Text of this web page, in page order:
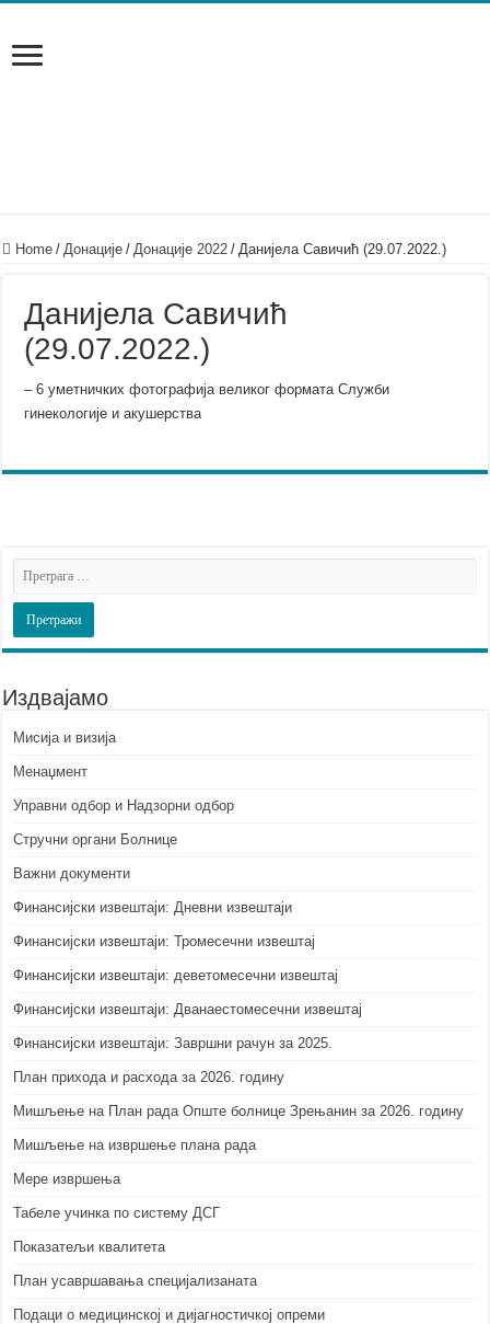
Home / Донације / Донације 2022 / Данијела Савичић (29.07.2022.)
Данијела Савичић
(29.07.2022.)
– 6 уметничких фотографија великог формата Служби
гинекологије и акушерства
Издвајамо
Мисија и визија
Менаџмент
Управни одбор и Надзорни одбор
Стручни органи Болнице
Важни документи
Финансијски извештаји: Дневни извештаји
Финансијски извештаји: Тромесечни извештај
Финансијски извештаји: деветомесечни извештај
Финансијски извештаји: Дванаестомесечни извештај
Финансијски извештаји: Завршни рачун за 2025.
План прихода и расхода за 2026. годину
Мишљење на План рада Опште болнице Зрењанин за 2026. годину
Мишљење на извршење плана рада
Мере извршења
Табеле учинка по систему ДСГ
Показатељи квалитета
План усавршавања специјализаната
Подаци о медицинској и дијагностичкој опреми